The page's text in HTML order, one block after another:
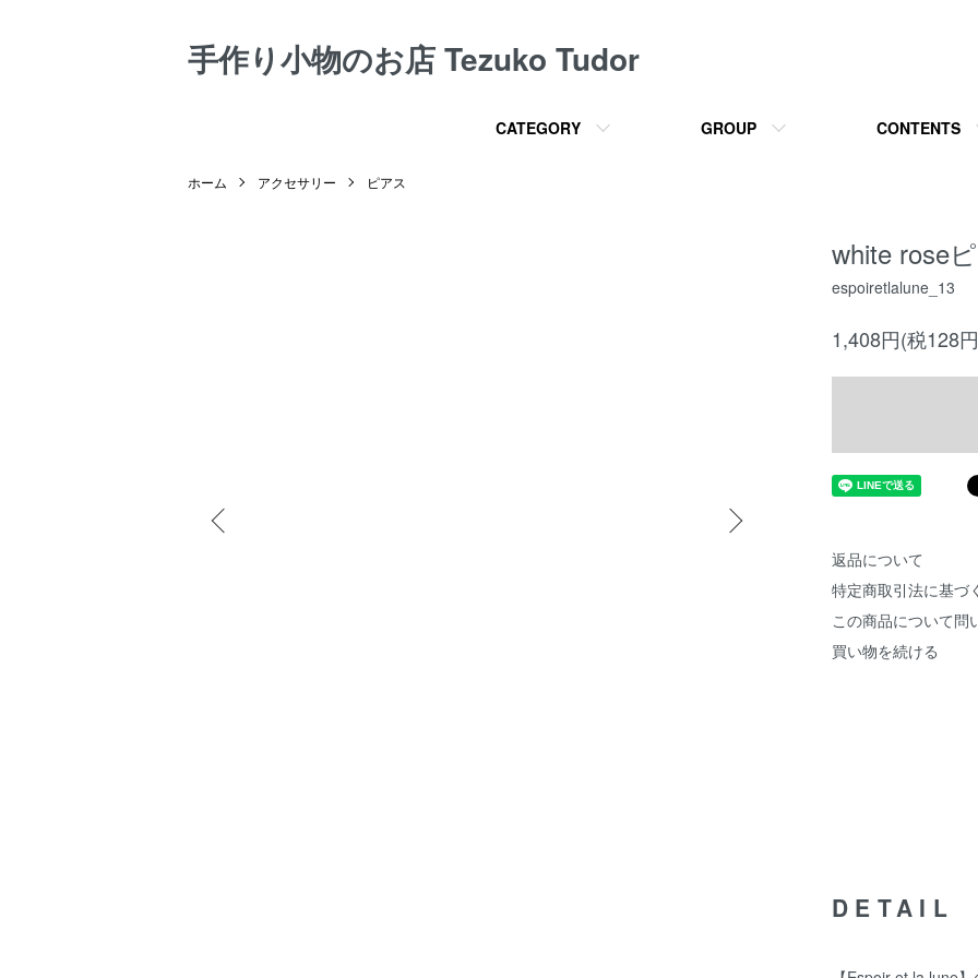
手作り小物のお店 Tezuko Tudor
CATEGORY GROUP CONTENTS
ホーム アクセサリー ピアス
white rose
espoiretlalune_13
1,408円(税128
返品について
特定商取引法に基づ
この商品について問
買い物を続ける
DETAIL